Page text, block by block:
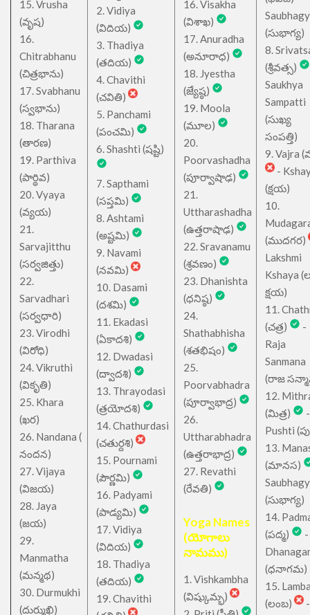
15. Vrusha
(వృష)
16.
Chitrabhanu
(చిత్రభాను)
17. Svabhanu
(స్వభాను)
18. Tharana
(తారణ)
19. Parthiva
(పార్థివ)
20. Vyaya
(వ్యయ)
21.
Sarvajitthu
(సర్వజిత్తు)
22.
Sarvadhari
(సర్వధారి)
23. Virodhi
(విరోధి)
24. Vikruthi
(వికృతి)
25. Khara
(ఖర)
26. Nandana (
నందన)
27. Vijaya
(విజయ)
28. Jaya
(జయ)
29.
Manmatha
(మన్మథ)
30. Durmukhi
(దుర్ముఖి)
2. Vidiya
(విదియ)
3. Thadiya
(తదియ)
4. Chavithi
(చవితి)
5. Panchami
(పంచమి)
6. Shashti (షష్టి)
7. Sapthami
(సప్తమి)
8. Ashtami
(అష్టమి)
9. Navami
(నవమి)
10. Dasami
(దశమి)
11. Ekadasi
(ఏకాదశి)
12. Dwadasi
(ద్వాదశి)
13. Thrayodasi
(త్రయోదశి)
14. Chathurdasi
(చతుర్దశి)
15. Pournami
(పౌర్ణమి)
16. Padyami
(పాడ్యమి)
17. Vidiya
(విదియ)
18. Thadiya
(తదియ)
19. Chavithi
16. Visakha
(విశాఖ)
17. Anuradha
(అనూరాధ)
18. Jyestha
(జ్యేష్ఠ)
19. Moola
(మూల)
20.
Poorvashadha
(పూర్వాషాఢ)
21.
Uttharashadha
(ఉత్తరాషాఢ)
22. Sravanamu
(శ్రవణం)
23. Dhanishta
(ధనిష్ఠ)
24.
Shathabhisha
(శతభిషం)
25.
Poorvabhadra
(పూర్వాభాద్ర)
26.
Uttharabhadra
(ఉత్తరాభాద్ర)
27. Revathi
(రేవతి)
Yoga Names
(యోగాలు
నామము)
1. Vishkambha
(విష్కుమ్భ)
(సుభాగ్య)
8.
(శ్రీవత్స)
Saukhya
Sampatti
(సుఖ్య
సంపత్తి)
9. Vajra
-
(క్షయ)
10.
(ముదగర)
Lakshmi
Kshaya
క్షయ)
11.
(చత్ర)
-
Raja
Sanmana
(రాజ
12.
(మిత్ర)
-
Pushti
13.
(మానస)
(సుభాగ్య)
14.
(పద్మ)
-
(ధనాగమ)
15.
(లంబ)
-